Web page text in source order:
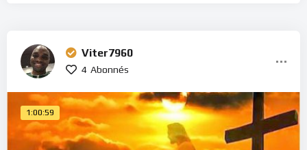
Viter7960
4 Abonnés
1:00:59